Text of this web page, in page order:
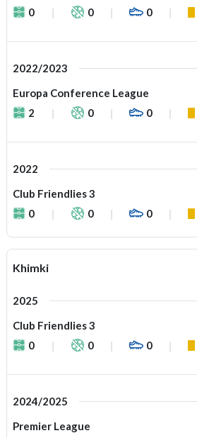
0
0 0
2022/2023
Europa Conference League
2
0 0
2022
Club Friendlies 3
0
0 0
Khimki
2025
Club Friendlies 3
0
0 0
2024/2025
Premier League